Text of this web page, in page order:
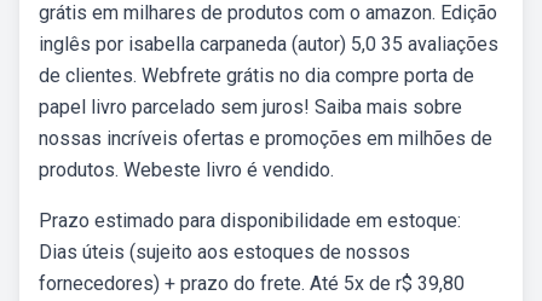
grátis em milhares de produtos com o amazon. Edição
inglês por isabella carpaneda (autor) 5,0 35 avaliações
de clientes. Webfrete grátis no dia compre porta de
papel livro parcelado sem juros! Saiba mais sobre
nossas incríveis ofertas e promoções em milhões de
produtos. Webeste livro é vendido.
Prazo estimado para disponibilidade em estoque:
Dias úteis (sujeito aos estoques de nossos
fornecedores) + prazo do frete. Até 5x de r$ 39,80